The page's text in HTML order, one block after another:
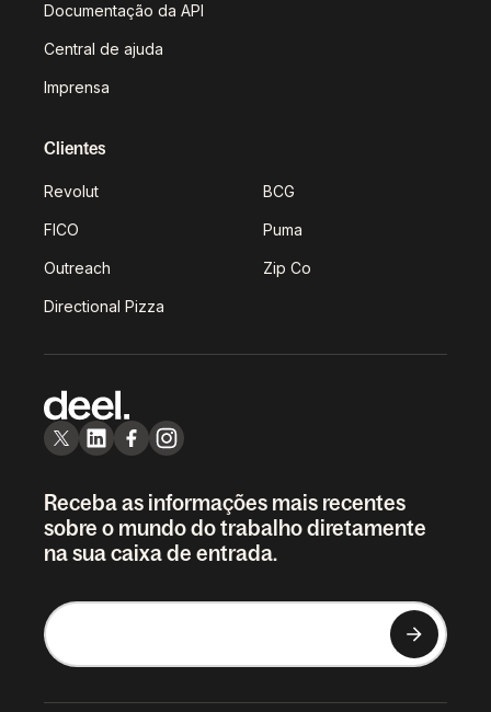
Documentação da API
Central de ajuda
Imprensa
Clientes
Revolut BCG
FICO Puma
Outreach Zip Co
Directional Pizza
Receba as informações mais recentes
sobre o mundo do trabalho diretamente
na sua caixa de entrada.